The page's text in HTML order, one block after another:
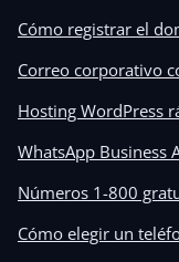
Cómo registrar el
Correo corporativo
Hosting WordPress
WhatsApp Business
Números 1-800
Cómo elegir un